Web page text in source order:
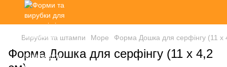
Вирубки та штампи Море Форма Дошка для серфінгу (11 х
Форма Дошка для серфінгу (11 х 4,2